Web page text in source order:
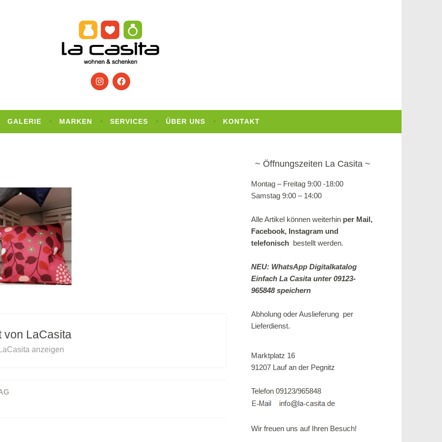
InstagramFacebook
GALERIE MARKEN SERVICES ÜBER UNS KONTAKT
von LaCasita
anzeigen
Öffnungszeiten La Casita
Montag – Freitag 9:00 -18:00
Samstag 9:00 – 14:00
Alle Artikel können weiterhin per Mail,
Facebook, Instagram und
telefonisch bestellt werden.
NEU: WhatsApp Digitalkatalog
Einfach La Casita unter 09123-
965848 speichern
Abholung oder Auslieferung per
Lieferdienst.
Marktplatz 16
91207 Lauf an der Pegnitz
Telefon 09123/965848
Wir freuen uns auf Ihren Besuch!